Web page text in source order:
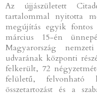
Az újjászületett
tartalommal nyitotta
megújítás egyik
március 15-én
Magyarország
udvarának központi
felkerült, 72
felületű,
összetartozást és a